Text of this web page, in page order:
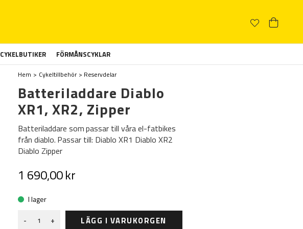
CYKELBUTIKER FÖRMÅNSCYKLAR
Hem Cykeltillbehör Reservdelar
Batteriladdare Diablo
XR1, XR2, Zipper
Batteriladdare som passar till våra el-fatbikes
från diablo. Passar till: Diablo XR1 Diablo XR2
Diablo Zipper
1 690,00 kr
I lager
-
+ LÄGG I VARUKORGEN